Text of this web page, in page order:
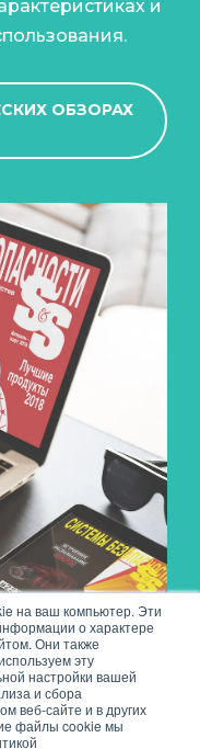
на ваш компьютер. Эти
о характере
Они также
эту
настройки вашей
и сбора
веб-сайте и в других
файлы cookie мы
и
ОБЗОРАХ